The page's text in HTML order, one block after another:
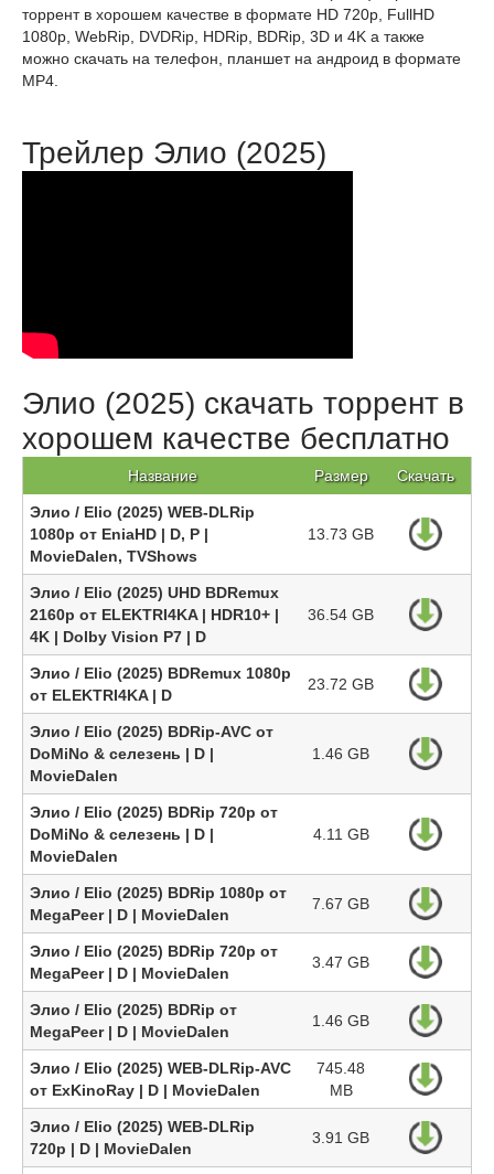
торрент в хорошем качестве в формате HD 720p, FullHD
1080p, WebRip, DVDRip, HDRip, BDRip, 3D и 4K а также
можно скачать на телефон, планшет на андроид в формате
MP4.
Трейлер Элио (2025)
Элио (2025) скачать торрент в
хорошем качестве бесплатно
Название Размер Скачать
Элио / Elio (2025) WEB-DLRip
1080p от EniaHD | D, P |
MovieDalen, TVShows
13.73 GB
Элио / Elio (2025) UHD BDRemux
2160p от ELEKTRI4KA | HDR10+ |
4K | Dolby Vision P7 | D
36.54 GB
Элио / Elio (2025) BDRemux 1080p
от ELEKTRI4KA | D
23.72 GB
Элио / Elio (2025) BDRip-AVC от
DoMiNo & селезень | D |
MovieDalen
1.46 GB
Элио / Elio (2025) BDRip 720p от
DoMiNo & селезень | D |
MovieDalen
4.11 GB
Элио / Elio (2025) BDRip 1080p от
MegaPeer | D | MovieDalen
7.67 GB
Элио / Elio (2025) BDRip 720p от
MegaPeer | D | MovieDalen
3.47 GB
Элио / Elio (2025) BDRip от
MegaPeer | D | MovieDalen
1.46 GB
Элио / Elio (2025) WEB-DLRip-AVC
от ExKinoRay | D | MovieDalen
745.48
MB
Элио / Elio (2025) WEB-DLRip
720p | D | MovieDalen
3.91 GB